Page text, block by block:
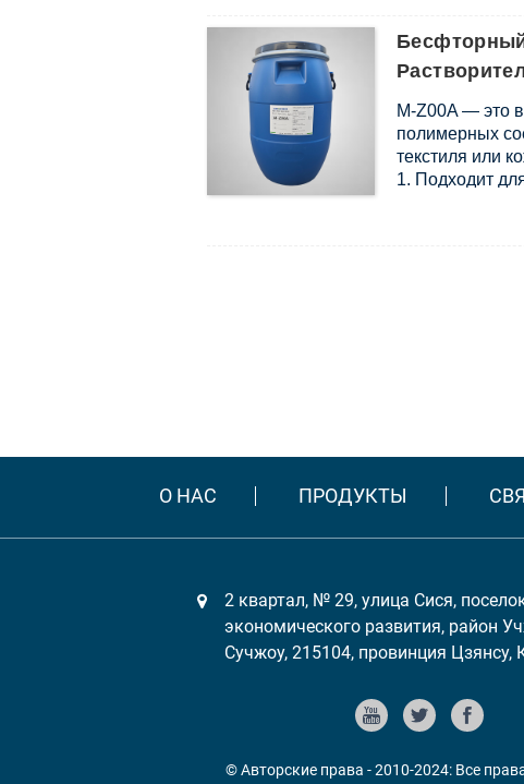
M-Z00A — это
полимерных
текстиля или
1. Подходит
материалов,
2. Не
О НАС ПРОДУКТЫ
2 квартал, № 29, улица Сися,
экономического развития, район
Сучжоу, 215104, провинция Цзянсу,
© Авторские права - 2010-2024: Все